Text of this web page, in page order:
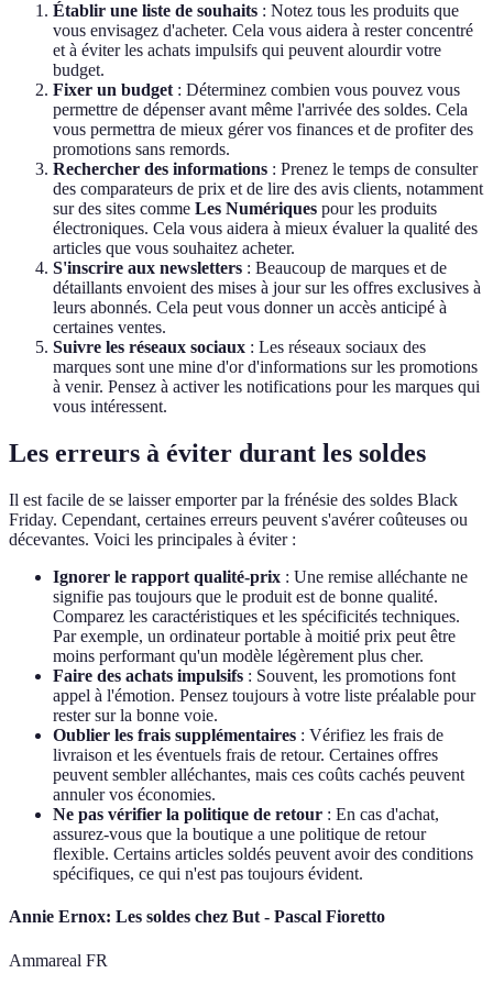
Établir une liste de souhaits : Notez tous les produits que
vous envisagez d'acheter. Cela vous aidera à rester concentré
et à éviter les achats impulsifs qui peuvent alourdir votre
budget.
Fixer un budget : Déterminez combien vous pouvez vous
permettre de dépenser avant même l'arrivée des soldes. Cela
vous permettra de mieux gérer vos finances et de profiter des
promotions sans remords.
Rechercher des informations : Prenez le temps de consulter
des comparateurs de prix et de lire des avis clients, notamment
sur des sites comme Les Numériques pour les produits
électroniques. Cela vous aidera à mieux évaluer la qualité des
articles que vous souhaitez acheter.
S'inscrire aux newsletters : Beaucoup de marques et de
détaillants envoient des mises à jour sur les offres exclusives à
leurs abonnés. Cela peut vous donner un accès anticipé à
certaines ventes.
Suivre les réseaux sociaux : Les réseaux sociaux des
marques sont une mine d'or d'informations sur les promotions
à venir. Pensez à activer les notifications pour les marques qui
vous intéressent.
Les erreurs à éviter durant les soldes
Il est facile de se laisser emporter par la frénésie des soldes Black
Friday. Cependant, certaines erreurs peuvent s'avérer coûteuses ou
décevantes. Voici les principales à éviter :
Ignorer le rapport qualité-prix : Une remise alléchante ne
signifie pas toujours que le produit est de bonne qualité.
Comparez les caractéristiques et les spécificités techniques.
Par exemple, un ordinateur portable à moitié prix peut être
moins performant qu'un modèle légèrement plus cher.
Faire des achats impulsifs : Souvent, les promotions font
appel à l'émotion. Pensez toujours à votre liste préalable pour
rester sur la bonne voie.
Oublier les frais supplémentaires : Vérifiez les frais de
livraison et les éventuels frais de retour. Certaines offres
peuvent sembler alléchantes, mais ces coûts cachés peuvent
annuler vos économies.
Ne pas vérifier la politique de retour : En cas d'achat,
assurez-vous que la boutique a une politique de retour
flexible. Certains articles soldés peuvent avoir des conditions
spécifiques, ce qui n'est pas toujours évident.
Annie Ernox: Les soldes chez But - Pascal Fioretto
Ammareal FR